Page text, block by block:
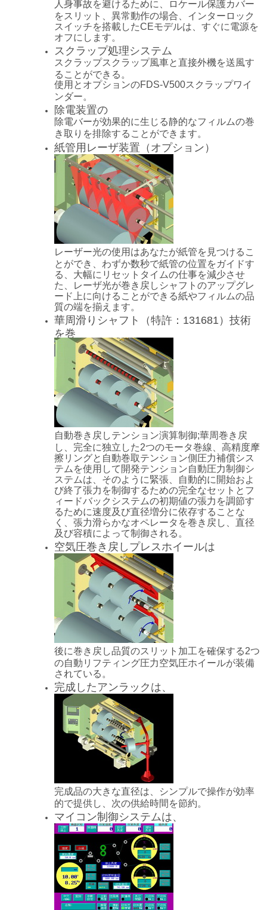
人身事故を避けるために、ロケール保護カバー
をスリット、異常動作の場合、インターロック
スイッチを搭載したCEモデルは、すぐに電源を
オフにします。
スクラップ処理システム
スクラップスクラップ風車と直接外機を送風す
ることができる。
使用とオプションのFDS-V500スクラップワイ
ンダー。
除電装置の
除電バーが効果的に生じる静的なフィルムの巻
き取りを排除することができます。
紙管用レーザ装置（オプション）
レーザー光の使用はあなたが紙管を見つけるこ
とができ、わずか数秒で紙管の位置をガイドす
る、大幅にリセットタイムの仕事を減少させ
た、レーザ光が巻き戻しシャフトのアップグレ
ード上に向けることができる紙やフィルムの品
質の端を揃えます。
華周滑りシャフト（特許：131681）技術
を巻
自動巻き戻しテンション演算制御;華周巻き戻
し、完全に独立した2つのモータ巻線、高精度摩
擦リングと自動巻取テンション側圧力補償シス
テムを使用して開発テンション自動圧力制御シ
ステムは、そのように緊張、自動的に開始およ
び終了張力を制御するための完全なセットとフ
ィードバックシステムの初期値の張力を調節す
るために速度及び直径増分に依存することな
く、張力滑らかなオペレータを巻き戻し、直径
及び容積によって制御される。
空気圧巻き戻しプレスホイールは
後に巻き戻し品質のスリット加工を確保する2つ
の自動リフティング圧力空気圧ホイールが装備
されている。
完成したアンラックは、
完成品の大きな直径は、シンプルで操作が効率
的で提供し、次の供給時間を節約。
マイコン制御システムは、